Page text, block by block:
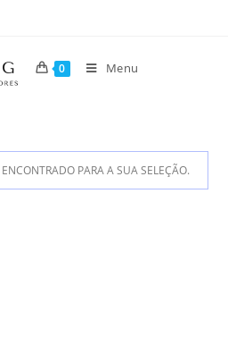
0 Menu
PARA A SUA SELEÇÃO.